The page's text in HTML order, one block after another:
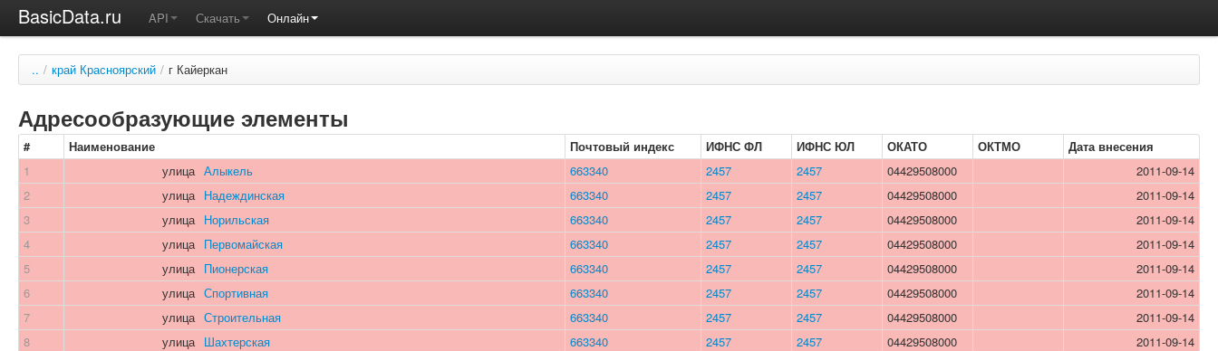
BasicData.ru API Скачать Онлайн
.. / край Красноярский / г Кайеркан
Адресообразующие элементы
# Наименование Почтовый индекс ИФНС ФЛ ИФНС ЮЛ ОКАТО ОКТМО
Дата внесения
1
улица Алыкель 663340 2457 2457 04429508000
2011-09-14
2
улица Надеждинская 663340 2457 2457 04429508000
2011-09-14
3
улица Норильская 663340 2457 2457 04429508000
2011-09-14
4
улица Первомайская 663340 2457 2457 04429508000
2011-09-14
5
улица Пионерская 663340 2457 2457 04429508000
2011-09-14
6
улица Спортивная 663340 2457 2457 04429508000
2011-09-14
7
улица Строительная 663340 2457 2457 04429508000
2011-09-14
8
улица Шахтерская 663340 2457 2457 04429508000
2011-09-14